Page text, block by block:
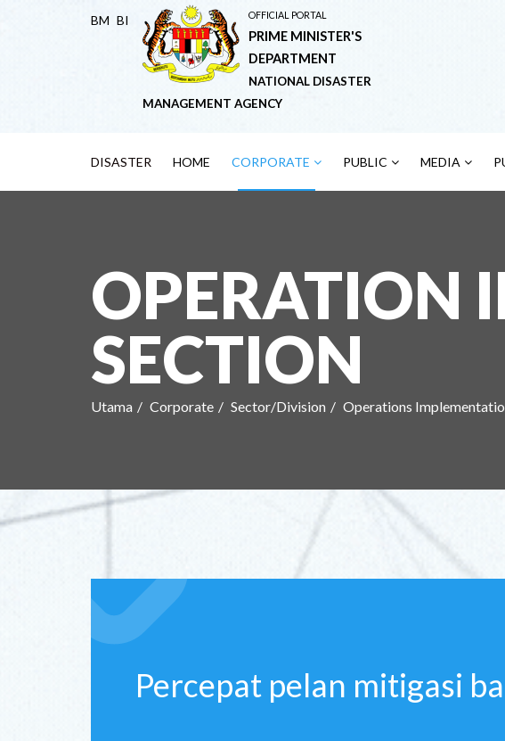
BM BI OFFICIAL PORTAL
PRIME MINISTER'S
DEPARTMENT
NATIONAL DISASTER
MANAGEMENT AGENCY
DISASTER HOME CORPORATE PUBLIC MEDIA
OPERATION
SECTION
Utama Corporate Sector/Division Operations
Percepat pelan mitigasi